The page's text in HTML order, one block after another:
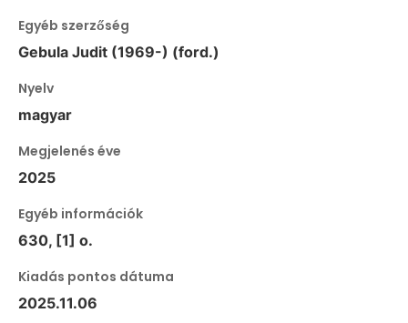
Egyéb szerzőség
Gebula Judit (1969-) (ford.)
Nyelv
magyar
Megjelenés éve
2025
Egyéb információk
630, [1] o.
Kiadás pontos dátuma
2025.11.06